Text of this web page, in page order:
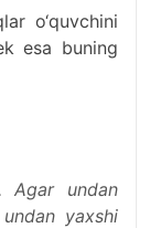
o‘quvchini
esa buning
Agar undan
yaxshi